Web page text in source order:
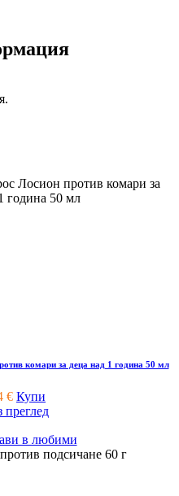
комари за деца над 1 година 50 мл
€ Купи
преглед
в любими